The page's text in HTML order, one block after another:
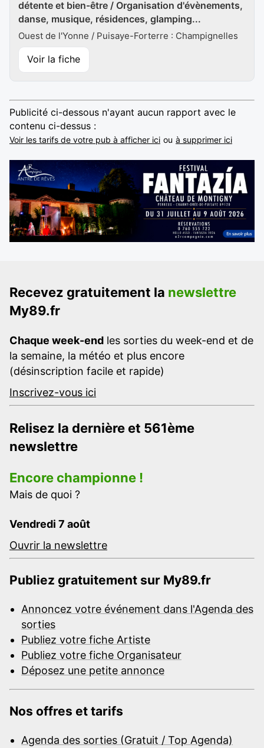
détente et bien-être / Organisation d'évènements,
danse, musique, résidences, glamping...
Ouest de l'Yonne / Puisaye-Forterre : Champignelles
Voir la fiche
Publicité ci-dessous n'ayant aucun rapport avec le
contenu ci-dessus :
Voir les tarifs de votre pub à afficher ici ou à supprimer ici
Recevez gratuitement la newslettre
My89.fr
Chaque week-end les sorties du week-end et de
la semaine, la météo et plus encore
(désinscription facile et rapide)
Inscrivez-vous ici
Relisez la dernière et 561ème
newslettre
Encore championne !
Mais de quoi ?
Vendredi 7 août
Ouvrir la newslettre
Publiez gratuitement sur My89.fr
Annoncez votre événement dans l'Agenda des
sorties
Publiez votre fiche Artiste
Publiez votre fiche Organisateur
Déposez une petite annonce
Nos offres et tarifs
Agenda des sorties (Gratuit / Top Agenda)